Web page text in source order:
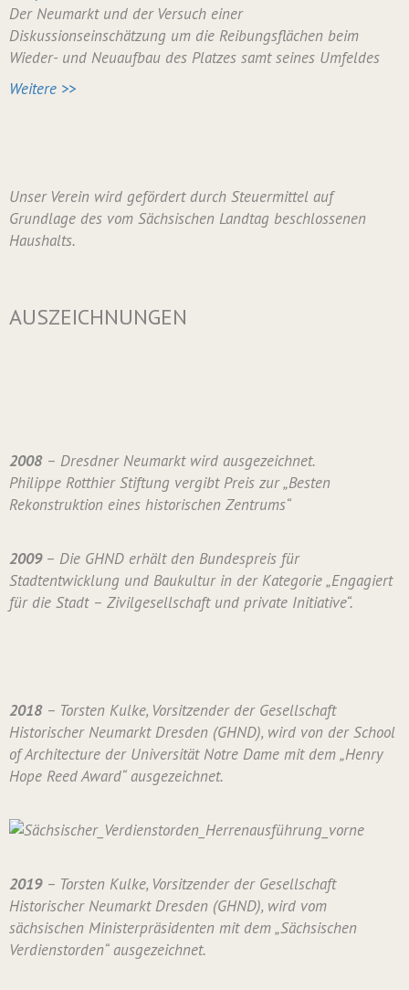
Der Neumarkt und der Versuch einer
Diskussionseinschätzung um die Reibungsflächen beim
Wieder- und Neuaufbau des Platzes samt seines Umfeldes
Weitere >>
Unser Verein wird gefördert durch Steuermittel auf
Grundlage des vom Sächsischen Landtag beschlossenen
Haushalts.
AUSZEICHNUNGEN
2008– Dresdner Neumarkt wird ausgezeichnet.
Philippe Rotthier Stiftung vergibt Preis zur „Besten
Rekonstruktion eines historischen Zentrums“
2009 – Die GHND erhält den Bundespreis für
Stadtentwicklung und Baukultur in der Kategorie „Engagiert
für die Stadt – Zivilgesellschaft und private Initiative“.
2018– Torsten Kulke, Vorsitzender der Gesellschaft
Historischer Neumarkt Dresden (GHND), wird von der School
of Architecture der Universität Notre Dame mit dem „Henry
Hope Reed Award“ ausgezeichnet.
2019– Torsten Kulke, Vorsitzender der Gesellschaft
Historischer Neumarkt Dresden (GHND), wird vom
sächsischen Ministerpräsidenten mit dem „Sächsischen
Verdienstorden“ ausgezeichnet.